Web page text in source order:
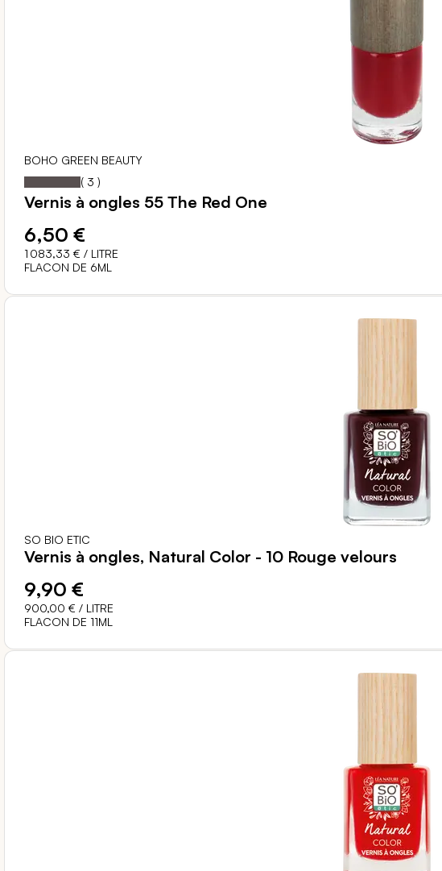
BOHO GREEN BEAUTY
Notation:100
% of
( 3 )
Vernis à ongles 55 The Red One
6,50 €
1 083,33 € / LITRE
FLACON DE 6ML
SO BIO ETIC
Vernis à ongles, Natural Color - 10 Rouge velours
9,90 €
900,00 € / LITRE
FLACON DE 11ML